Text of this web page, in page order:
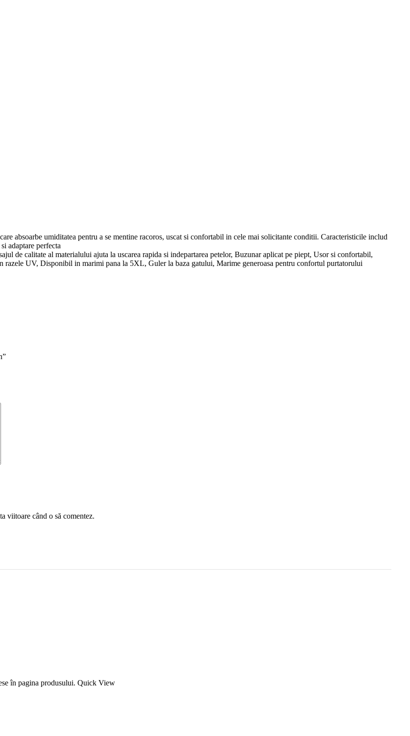
absoarbe umiditatea pentru a se mentine racoros, uscat si confortabil in cele mai solicitante conditii. Caracteristicile includ
adaptare perfecta
de calitate al materialului ajuta la uscarea rapida si indepartarea petelor, Buzunar aplicat pe piept, Usor si confortabil,
razele UV, Disponibil in marimi pana la 5XL, Guler la baza gatului, Marime generoasa pentru confortul purtatorului
viitoare când o să comentez.
în pagina produsului. Quick View